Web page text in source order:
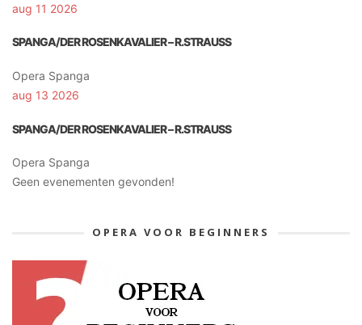
aug 11 2026
SPANGA/DER ROSENKAVALIER – R.STRAUSS
Opera Spanga
aug 13 2026
SPANGA/DER ROSENKAVALIER – R.STRAUSS
Opera Spanga
Geen evenementen gevonden!
OPERA VOOR BEGINNERS